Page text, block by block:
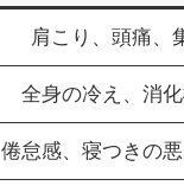
肩こり、頭痛、
全身の冷え、消
倦怠感、寝つきの